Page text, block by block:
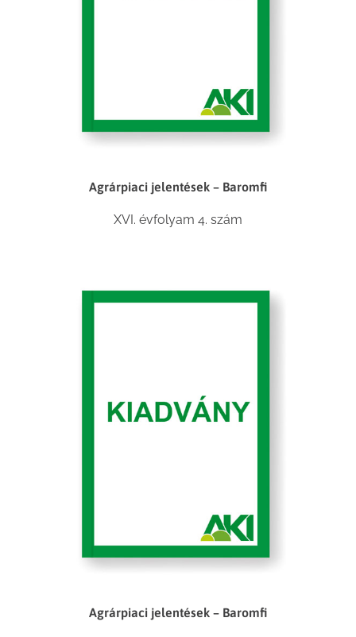
Agrárpiaci jelentések – Baromfi
XVI. évfolyam 4. szám
Agrárpiaci jelentések – Baromfi